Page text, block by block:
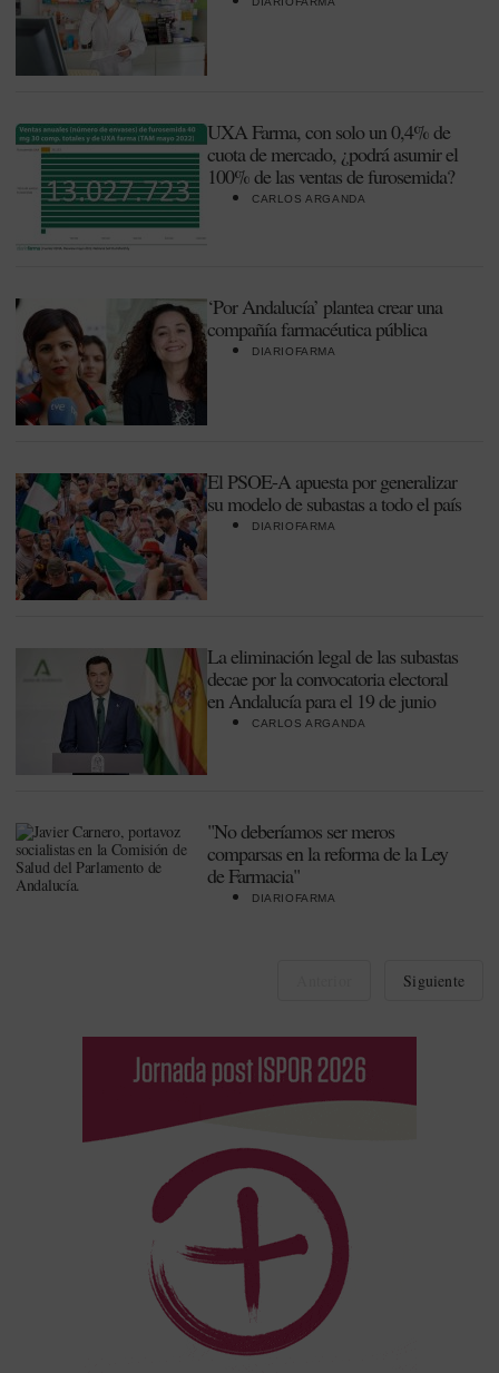
UXA Farma, con solo un 0,4% de
cuota de mercado, ¿podrá asumir el
100% de las ventas de furosemida?
CARLOS ARGANDA
‘Por Andalucía’ plantea crear una
compañía farmacéutica pública
DIARIOFARMA
El PSOE-A apuesta por generalizar
su modelo de subastas a todo el país
DIARIOFARMA
La eliminación legal de las subastas
decae por la convocatoria electoral
en Andalucía para el 19 de junio
CARLOS ARGANDA
"No deberíamos ser meros
comparsas en la reforma de la Ley
de Farmacia"
DIARIOFARMA
Siguiente